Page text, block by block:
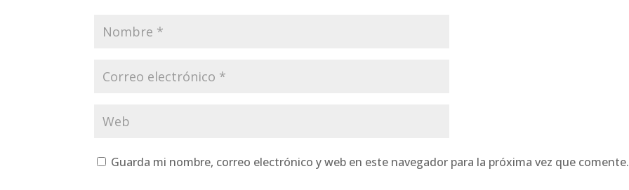
Guarda mi nombre, correo electrónico y web en este navegador para la próxima vez que comente.